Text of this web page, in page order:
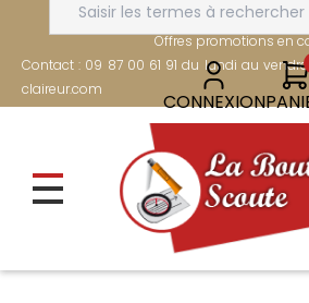
contenu
principal
FRAIS DE PORT OFFERTS
Offres promotions en
Contact : 09 87 00 61 91 du lundi au
claireur.com
CONNEXION